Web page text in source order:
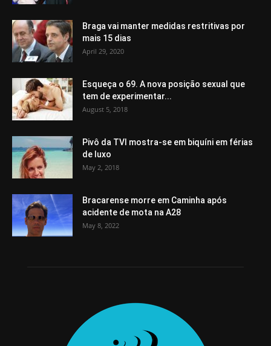
Braga vai manter medidas restritivas por
mais 15 dias
April 29, 2020
Esqueça o 69. A nova posição sexual que
tem de experimentar...
August 5, 2018
Pivô da TVI mostra-se em biquíni em férias
de luxo
May 2, 2018
Bracarense morre em Caminha após
acidente de mota na A28
May 8, 2022